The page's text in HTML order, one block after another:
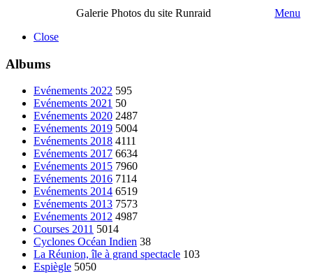
Galerie Photos du site Runraid
Menu
Close
Albums
Evénements 2022 595
Evénements 2021 50
Evénements 2020 2487
Evénements 2019 5004
Evénements 2018 4111
Evénements 2017 6634
Evénements 2015 7960
Evénements 2016 7114
Evénements 2014 6519
Evénements 2013 7573
Evénements 2012 4987
Courses 2011 5014
Cyclones Océan Indien 38
La Réunion, île à grand spectacle 103
Espiègle 5050